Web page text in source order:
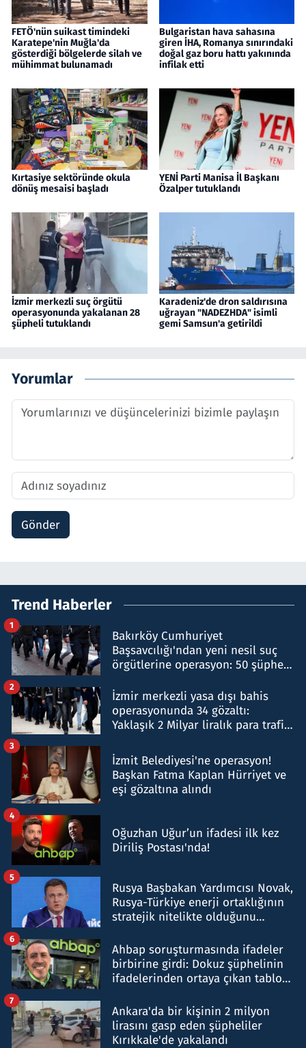
FETÖ'nün suikast timindeki
Karatepe'nin Muğla'da
gösterdiği bölgelerde silah ve
mühimmat bulunamadı
Bulgaristan hava sahasına
giren İHA, Romanya sınırındaki
doğal gaz boru hattı yakınında
infilak etti
Kırtasiye sektöründe okula
dönüş mesaisi başladı
YENİ Parti Manisa İl Başkanı
Özalper tutuklandı
İzmir merkezli suç örgütü
operasyonunda yakalanan 28
şüpheli tutuklandı
Karadeniz'de dron saldırısına
uğrayan "NADEZHDA" isimli
gemi Samsun'a getirildi
Yorumlar
Gönder
Trend Haberler
Bakırköy Cumhuriyet
Başsavcılığı'ndan yeni nesil suç
örgütlerine operasyon: 50 şüpheli
1
İzmir merkezli yasa dışı bahis
operasyonunda 34 gözaltı:
Yaklaşık 2 Milyar liralık para trafiği
2
İzmit Belediyesi'ne operasyon!
Başkan Fatma Kaplan Hürriyet ve
eşi gözaltına alındı
3
Oğuzhan Uğur’un ifadesi ilk kez
Diriliş Postası'nda!
4
Rusya Başbakan Yardımcısı Novak,
Rusya-Türkiye enerji ortaklığının
stratejik nitelikte olduğunu
5
Ahbap soruşturmasında ifadeler
birbirine girdi: Dokuz şüphelinin
ifadelerinden ortaya çıkan tablo
6
Ankara'da bir kişinin 2 milyon
lirasını gasp eden şüpheliler
Kırıkkale'de yakalandı
7